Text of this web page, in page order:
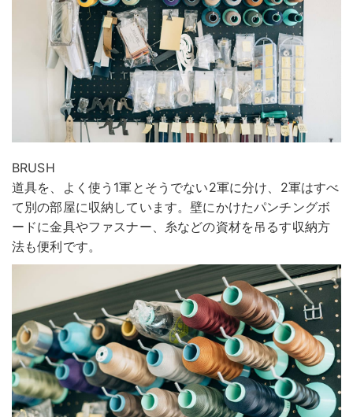
BRUSH
道具を、よく使う1軍とそうでない2軍に分け、2軍はすべ
て別の部屋に収納しています。壁にかけたパンチングボ
ードに金具やファスナー、糸などの資材を吊るす収納方
法も便利です。